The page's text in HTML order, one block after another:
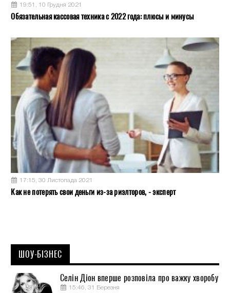
19:51, 10 Грудня 2021
Обязательная кассовая техника с 2022 года: плюсы и минусы
17:15, 30 Листопада 2021
Как не потерять свои деньги из-за риэлторов, - эксперт
ШОУ-БІЗНЕС
Селін Діон вперше розповіла про важку хворобу
15:46, 31 Березня